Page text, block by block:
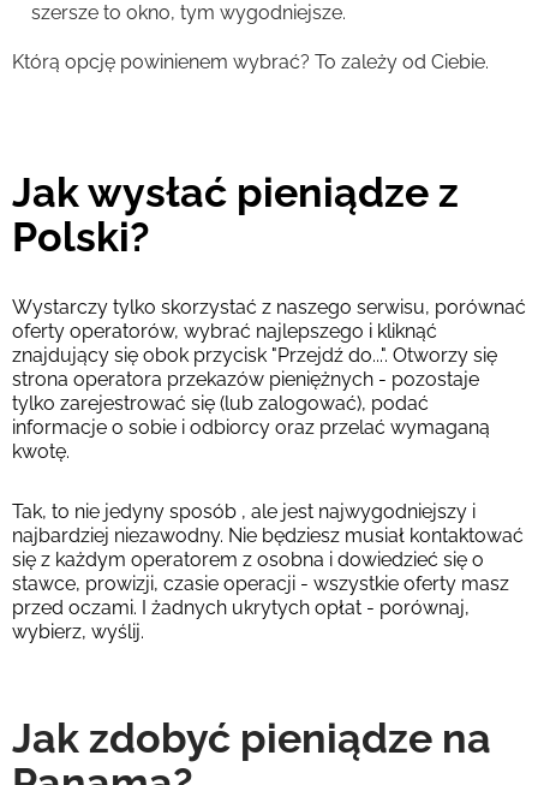
szersze to okno, tym wygodniejsze.
Którą opcję powinienem wybrać? To zależy od Ciebie.
Jak wysłać pieniądze z
Polski?
Wystarczy tylko skorzystać z naszego serwisu, porównać
oferty operatorów, wybrać najlepszego i kliknąć
znajdujący się obok przycisk "Przejdź do...". Otworzy się
strona operatora przekazów pieniężnych - pozostaje
tylko zarejestrować się (lub zalogować), podać
informacje o sobie i odbiorcy oraz przelać wymaganą
kwotę.
Tak, to nie jedyny sposób , ale jest najwygodniejszy i
najbardziej niezawodny. Nie będziesz musiał kontaktować
się z każdym operatorem z osobna i dowiedzieć się o
stawce, prowizji, czasie operacji - wszystkie oferty masz
przed oczami. I żadnych ukrytych opłat - porównaj,
wybierz, wyślij.
Jak zdobyć pieniądze na